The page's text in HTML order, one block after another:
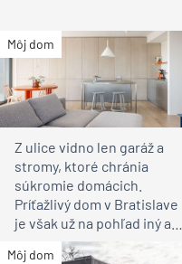
Môj dom
Z ulice vidno len garáž a
stromy, ktoré chránia
súkromie domácich.
Príťažlivý dom v Bratislave
je však už na pohľad iný ako
susedia
Môj dom